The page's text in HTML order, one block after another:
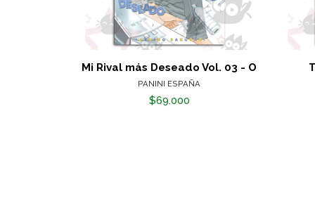
Mi Rival más Deseado Vol. 03 - O
PANINI ESPAÑA
$69.000